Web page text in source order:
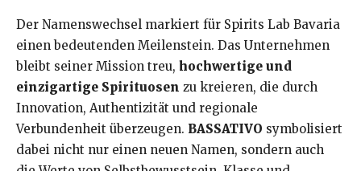
Der Namenswechsel markiert für Spirits Lab Bavaria
einen bedeutenden Meilenstein. Das Unternehmen
bleibt seiner Mission treu, hochwertige und
einzigartige Spirituosen zu kreieren, die durch
Innovation, Authentizität und regionale
Verbundenheit überzeugen. BASSATIVO symbolisiert
dabei nicht nur einen neuen Namen, sondern auch